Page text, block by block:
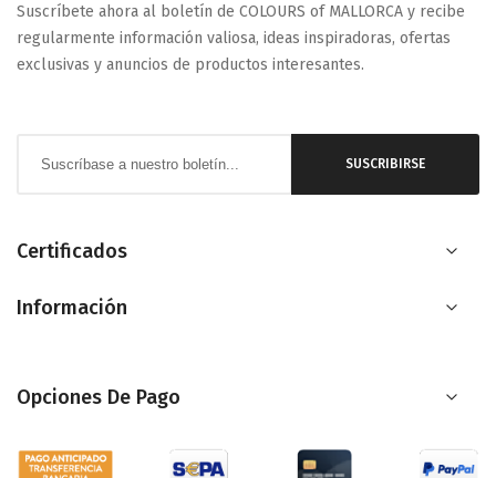
Suscríbete ahora al boletín de COLOURS of MALLORCA y recibe
regularmente información valiosa, ideas inspiradoras, ofertas
exclusivas y anuncios de productos interesantes.
boletín
noticias:
SUSCRIBIRSE
Certificados
Información
Opciones De Pago